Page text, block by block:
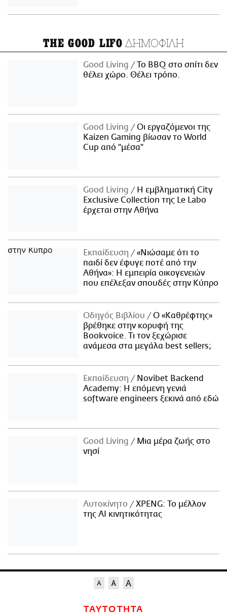
THE GOOD LIFO ΔΗΜΟΦΙΛΗ
Good Living
Το BBQ στο σπίτι δεν
θέλει χώρο. Θέλει τρόπο.
Good Living
Οι εργαζόμενοι της
Kaizen Gaming βίωσαν το World
Cup από "μέσα"
Good Living
Η εμβληματική City
Exclusive Collection της Le Labo
έρχεται στην Αθήνα
Εκπαίδευση
«Νιώσαμε ότι το
παιδί δεν έφυγε ποτέ από την
Αθήνα»: Η εμπειρία οικογενειών
που επέλεξαν σπουδές στην Κύπρο
Οδηγός Βιβλίου
Ο «Καθρέφτης»
βρέθηκε στην κορυφή της
Bookvoice. Τι τον ξεχώρισε
ανάμεσα στα μεγάλα best sellers;
Εκπαίδευση
Novibet Backend
Academy: Η επόμενη γενιά
software engineers ξεκινά από εδώ
Good Living
Μια μέρα ζωής στο
νησί
Αυτοκίνητο
XPENG: Το μέλλον
της AI κινητικότητας
ΤΑΥΤΟΤΗΤΑ